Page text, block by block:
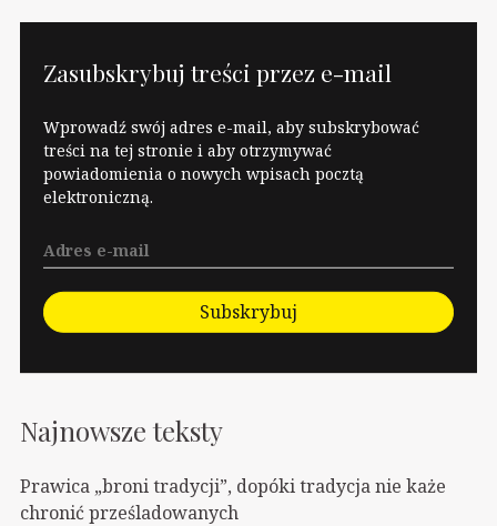
Zasubskrybuj treści przez e-mail
Wprowadź swój adres e-mail, aby subskrybować
treści na tej stronie i aby otrzymywać
powiadomienia o nowych wpisach pocztą
elektroniczną.
Subskrybuj
Najnowsze teksty
Prawica „broni tradycji”, dopóki tradycja nie każe
chronić prześladowanych